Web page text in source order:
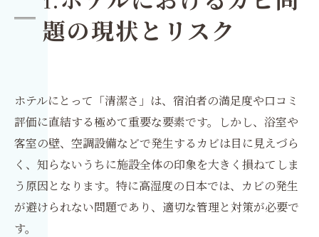
題の現状とリスク
ホテルにとって「清潔さ」は、宿泊者の満足度や口コミ
評価に直結する極めて重要な要素です。しかし、浴室や
客室の壁、空調設備などで発生するカビは目に見えづら
く、知らないうちに施設全体の印象を大きく損ねてしま
う原因となります。特に高湿度の日本では、カビの発生
が避けられない問題であり、適切な管理と対策が必要で
す。